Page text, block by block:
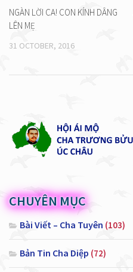
NGÀN LỜI CA! CON KÍNH DÂNG
LÊN MẸ
31 OCTOBER, 2016
CHUYÊN MỤC
Bài Viết – Cha Tuyên (103)
Bản Tin Cha Diệp (72)